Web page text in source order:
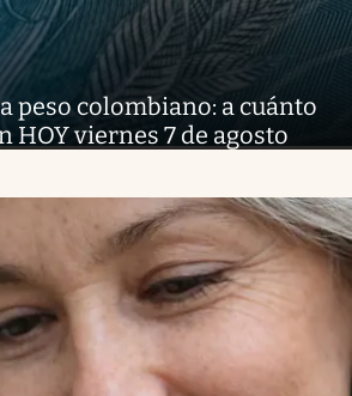
a peso colombiano: a cuánto
HOY viernes 7 de agosto